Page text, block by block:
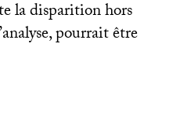
la disparition hors
pourrait être